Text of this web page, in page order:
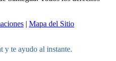
| Mapa del Sitio
y te ayudo al instante.